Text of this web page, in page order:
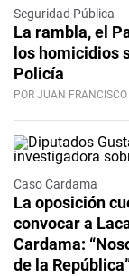
Seguridad Pública
La rambla, el
los homicidios
Policía
POR JUAN
Caso Cardama
La oposición
convocar a
Cardama:
de la